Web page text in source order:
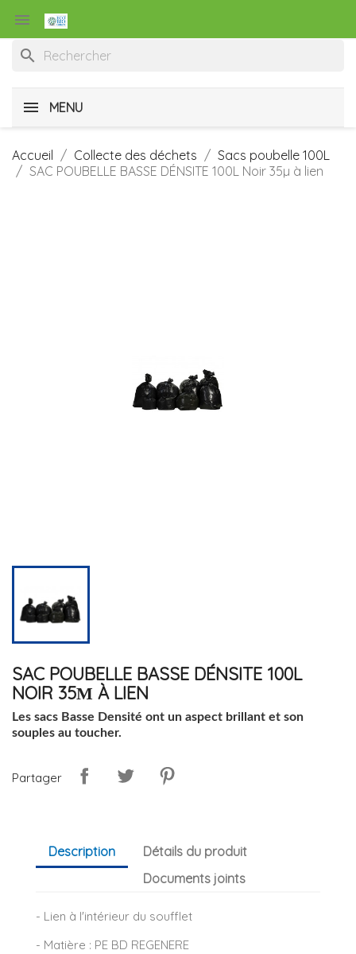

search
MENU
Accueil Collecte des déchets
Sacs poubelle 100L
SAC POUBELLE BASSE DÉNSITE 100L Noir 35µ à lien
SAC POUBELLE BASSE DÉNSITE 100L
NOIR 35Μ À LIEN
Les sacs Basse Densité ont un aspect brillant et son
souples au toucher.
Partager
Description
Détails du produit
Documents joints
- Lien à l'intérieur du soufflet
- Matière : PE BD REGENERE